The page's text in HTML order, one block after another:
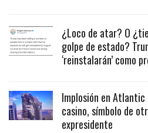
¿Loco de atar? O
golpe de estado?
‘reinstalarán’ como
Implosión en Atlantic
casino, símbolo de
expresidente